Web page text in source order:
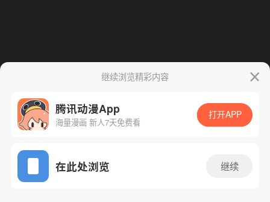
App免费看
继续浏览精彩内容
腾讯动漫App
海量漫画 新人7天免费看
打开APP
在此处浏览 继续